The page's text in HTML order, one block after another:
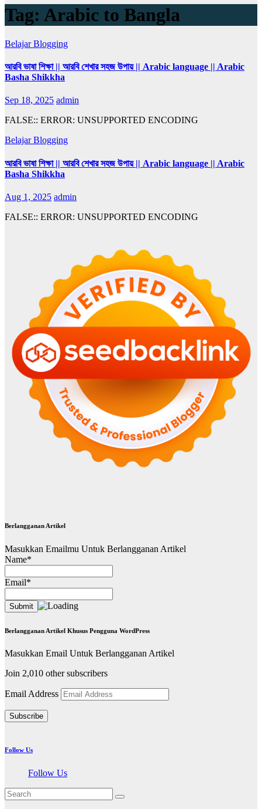
Tag: Arabic to Bangla
Belajar Blogging
আরবি ভাষা শিক্ষা || আরবি শেখার সহজ উপায় || Arabic language || Arabic
Basha Shikkha
Sep 18, 2025 admin
FALSE:: ERROR: UNSUPPORTED ENCODING
Belajar Blogging
আরবি ভাষা শিক্ষা || আরবি শেখার সহজ উপায় || Arabic language || Arabic
Basha Shikkha
Aug 1, 2025 admin
FALSE:: ERROR: UNSUPPORTED ENCODING
Berlangganan Artikel
Masukkan Emailmu Untuk Berlangganan Artikel
Name*
Email*
Berlangganan Artikel Khusus Pengguna WordPress
Masukkan Email Untuk Berlangganan Artikel
Join 2,010 other subscribers
Email Address
Subscribe
Follow Us
Follow Us